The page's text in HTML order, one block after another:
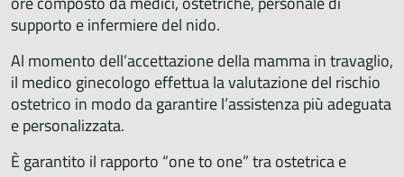
supporto e infermiere del nido.
Al momento dell’accettazione della mamma in travaglio,
il medico ginecologo effettua la valutazione del rischio
ostetrico in modo da garantire l’assistenza più adeguata
e personalizzata.
È garantito il rapporto “one to one” tra ostetrica e